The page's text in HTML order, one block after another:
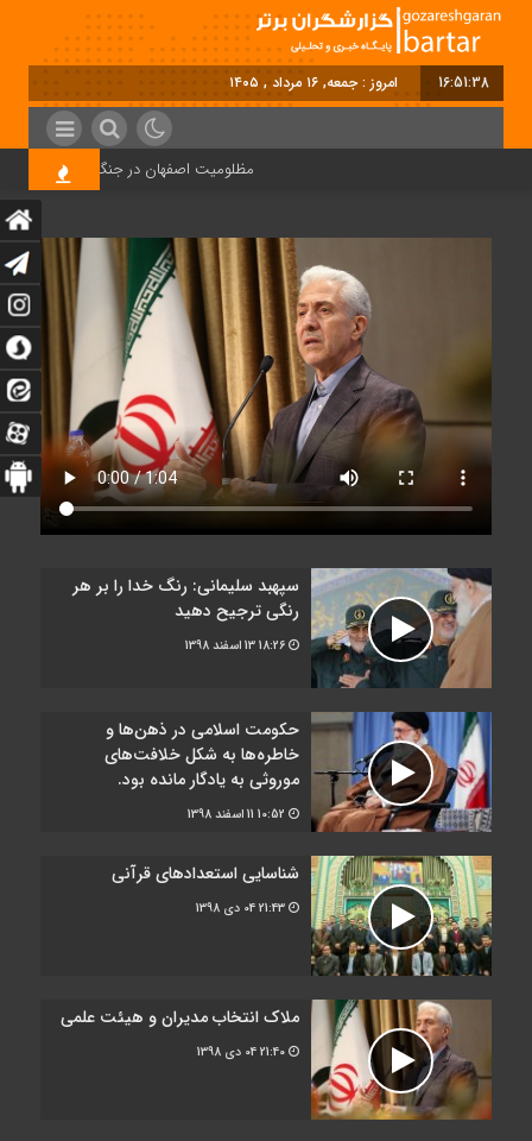
16:51:38 امروز : جمعه, ۱۶ مرداد , ۱۴۰۵
مظلومیت اصفهان در جنگ رمضان
سپهبد سلیمانی: رنگ خدا را بر هر
رنگی ترجیح دهید
13 اسفند 1398
حکومت اسلامی در ذهن‌ها و
خاطره‌ها به شکل خلافت‌های
موروثی به یادگار مانده بود.
11 اسفند 1398
شناسایی استعدادهای قرآنی
04 دی 1398
ملاک انتخاب مدیران و هیئت علمی
04 دی 1398